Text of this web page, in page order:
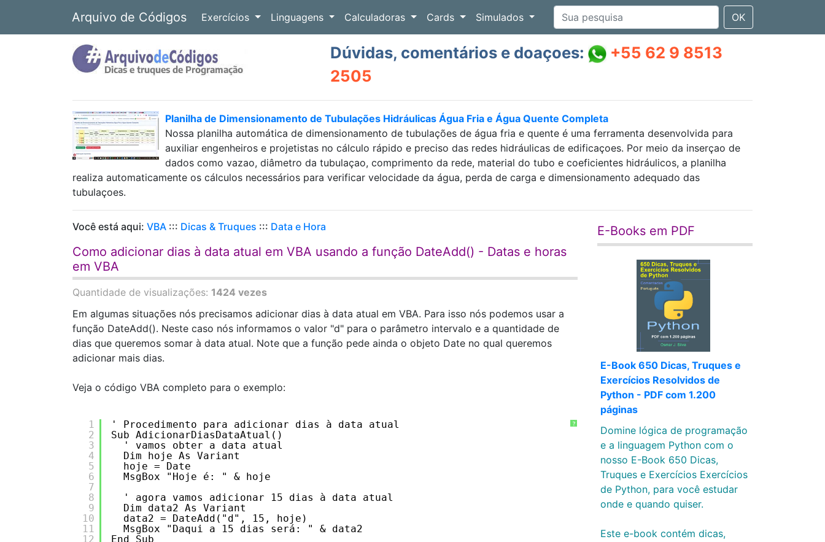
Arquivo de Códigos Exercícios Linguagens Calculadoras Cards Simulados OK
Dúvidas, comentários e doaçoes:
+55 62 9 8513
2505
Planilha de Dimensionamento de Tubulações Hidráulicas Água Fria e Água Quente Completa
Nossa planilha automática de dimensionamento de tubulações de água fria e quente é uma ferramenta desenvolvida para
auxiliar engenheiros e projetistas no cálculo rápido e preciso das redes hidráulicas de edificaçoes. Por meio da inserçao de
dados como vazao, diâmetro da tubulaçao, comprimento da rede, material do tubo e coeficientes hidráulicos, a planilha
realiza automaticamente os cálculos necessários para verificar velocidade da água, perda de carga e dimensionamento adequado das
tubulaçoes.
Você está aqui: VBA ::: Dicas & Truques ::: Data e Hora
Como adicionar dias à data atual em VBA usando a função DateAdd() - Datas e horas
em VBA
Quantidade de visualizações: 1424 vezes
Em algumas situações nós precisamos adicionar dias à data atual em VBA. Para isso nós podemos usar a
função DateAdd(). Neste caso nós informamos o valor "d" para o parâmetro intervalo e a quantidade de
dias que queremos somar à data atual. Note que a função pede ainda o objeto Date no qual queremos
adicionar mais dias.
Veja o código VBA completo para o exemplo:
?
1
2
3
4
5
6
7
8
9
10
11
12
' Procedimento para adicionar dias à data atual
Sub AdicionarDiasDataAtual()
' vamos obter a data atual
Dim hoje As Variant
hoje = Date
MsgBox "Hoje é: " & hoje
' agora vamos adicionar 15 dias à data atual
Dim data2 As Variant
data2 = DateAdd("d", 15, hoje)
MsgBox "Daqui a 15 dias será: " & data2
End Sub
E-Books em PDF
E-Book 650 Dicas, Truques e
Exercícios Resolvidos de
Python - PDF com 1.200
páginas
Domine lógica de programação
e a linguagem Python com o
nosso E-Book 650 Dicas,
Truques e Exercícios Exercícios
de Python, para você estudar
onde e quando quiser.
Este e-book contém dicas,